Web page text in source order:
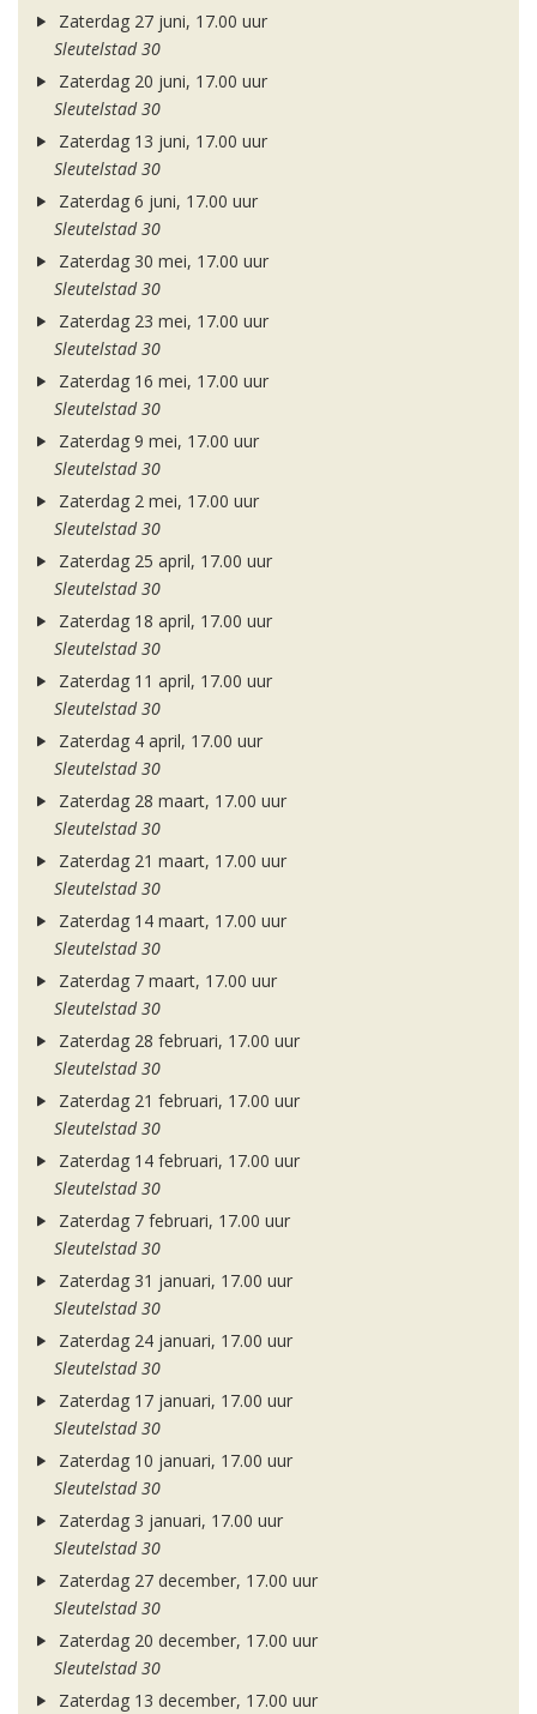
Zaterdag 27 juni, 17.00 uur
Sleutelstad 30
Zaterdag 20 juni, 17.00 uur
Sleutelstad 30
Zaterdag 13 juni, 17.00 uur
Sleutelstad 30
Zaterdag 6 juni, 17.00 uur
Sleutelstad 30
Zaterdag 30 mei, 17.00 uur
Sleutelstad 30
Zaterdag 23 mei, 17.00 uur
Sleutelstad 30
Zaterdag 16 mei, 17.00 uur
Sleutelstad 30
Zaterdag 9 mei, 17.00 uur
Sleutelstad 30
Zaterdag 2 mei, 17.00 uur
Sleutelstad 30
Zaterdag 25 april, 17.00 uur
Sleutelstad 30
Zaterdag 18 april, 17.00 uur
Sleutelstad 30
Zaterdag 11 april, 17.00 uur
Sleutelstad 30
Zaterdag 4 april, 17.00 uur
Sleutelstad 30
Zaterdag 28 maart, 17.00 uur
Sleutelstad 30
Zaterdag 21 maart, 17.00 uur
Sleutelstad 30
Zaterdag 14 maart, 17.00 uur
Sleutelstad 30
Zaterdag 7 maart, 17.00 uur
Sleutelstad 30
Zaterdag 28 februari, 17.00 uur
Sleutelstad 30
Zaterdag 21 februari, 17.00 uur
Sleutelstad 30
Zaterdag 14 februari, 17.00 uur
Sleutelstad 30
Zaterdag 7 februari, 17.00 uur
Sleutelstad 30
Zaterdag 31 januari, 17.00 uur
Sleutelstad 30
Zaterdag 24 januari, 17.00 uur
Sleutelstad 30
Zaterdag 17 januari, 17.00 uur
Sleutelstad 30
Zaterdag 10 januari, 17.00 uur
Sleutelstad 30
Zaterdag 3 januari, 17.00 uur
Sleutelstad 30
Zaterdag 27 december, 17.00 uur
Sleutelstad 30
Zaterdag 20 december, 17.00 uur
Sleutelstad 30
Zaterdag 13 december, 17.00 uur